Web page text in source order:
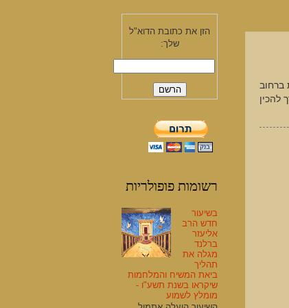
לשינה ואכילה בין 2 בתי כנסת ברחוב
להכין
הזן את כתובת הדוא"ל
שלך:
רשומות פופולריות
בשיעור
חדש הרב
אליעזר
ברלנד
מגלה את
תהליך
ביאת המשיח והמלחמות
שיקראו בשנת תשע"ו -
מומלץ לשמוע